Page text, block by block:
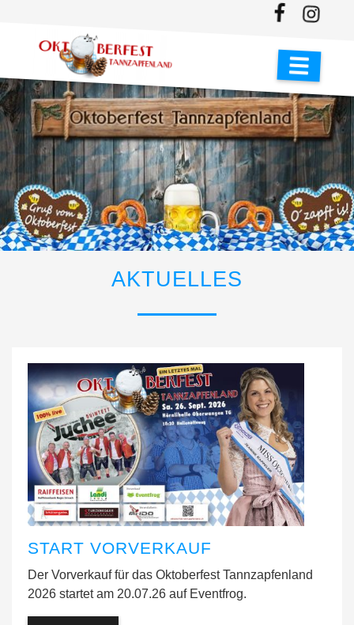
AKTUELLES
START VORVERKAUF
Der Vorverkauf für das Oktoberfest Tannzapfenland
2026 startet am 20.07.26 auf Eventfrog.